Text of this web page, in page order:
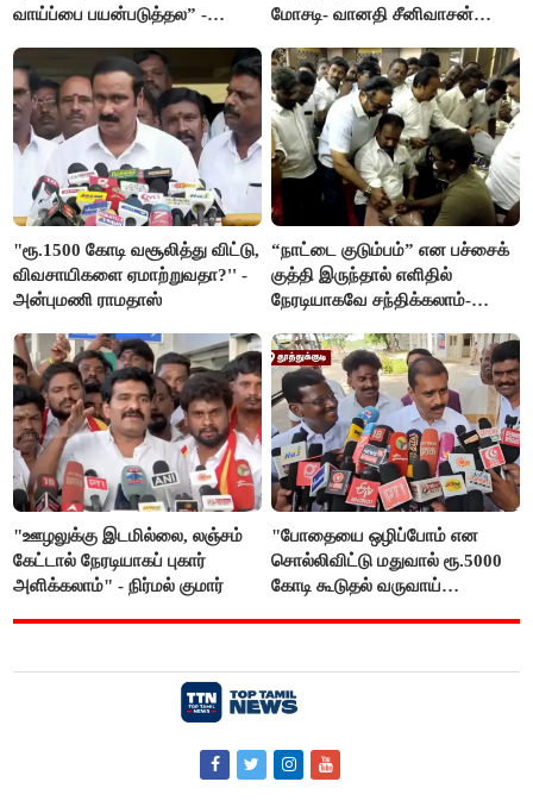
வாய்ப்பை பயன்படுத்தல” -
மோசடி- வானதி சீனிவாசன்
"ரூ.1500 கோடி வசூலித்து விட்டு,
விவசாயிகளை ஏமாற்றுவதா?'' -
அன்புமணி ராமதாஸ்
“நாட்டை குடும்பம்” என பச்சைக்
குத்தி இருந்தால் எளிதில்
நேரடியாகவே சந்திக்கலாம்-
"ஊழலுக்கு இடமில்லை, லஞ்சம்
கேட்டால் நேரடியாகப் புகார்
அளிக்கலாம்" - நிர்மல் குமார்
"போதையை ஒழிப்போம் என
சொல்லிவிட்டு மதுவால் ரூ.5000
கோடி கூடுதல் வருவாய்